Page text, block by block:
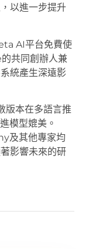
以進一步提升
AI平台免費使
共同創辦人兼
統產生深遠影
本在多語言推
模型媲美。
及其他專家均
影響未來的研